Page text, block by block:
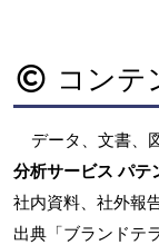
コンテ
データ、文書、
分析サービス パテ
社内資料、社外報
出典「ブランドテ